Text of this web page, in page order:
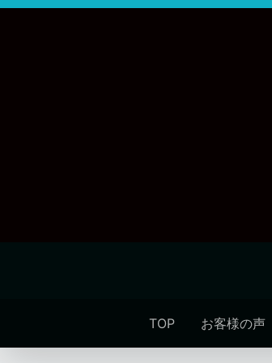
内
TOP お客様の声